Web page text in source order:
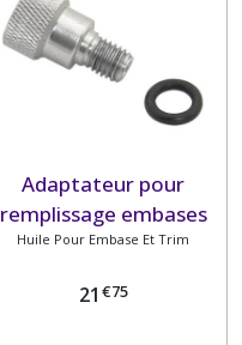
Adaptateur pour
remplissage embases
Suzuki
Huile Pour Embase Et Trim
21 €75